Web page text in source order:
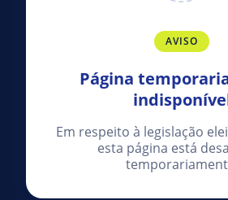
AVISO
Página
Em respeito à legislação
esta página está